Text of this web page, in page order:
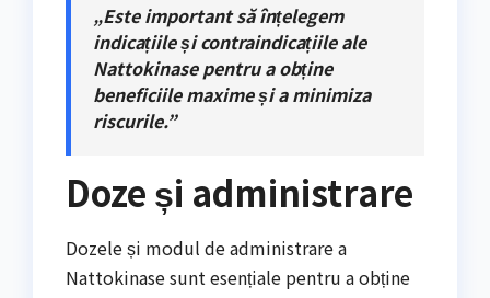
„Este important să înțelegem
indicațiile și contraindicațiile ale
Nattokinase pentru a obține
beneficiile maxime și a minimiza
riscurile.”
Doze și administrare
Dozele și modul de administrare a
Nattokinase sunt esențiale pentru a obține